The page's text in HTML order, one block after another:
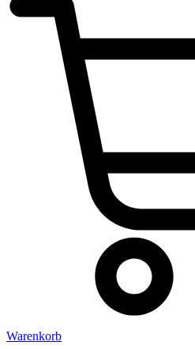
Warenkorb